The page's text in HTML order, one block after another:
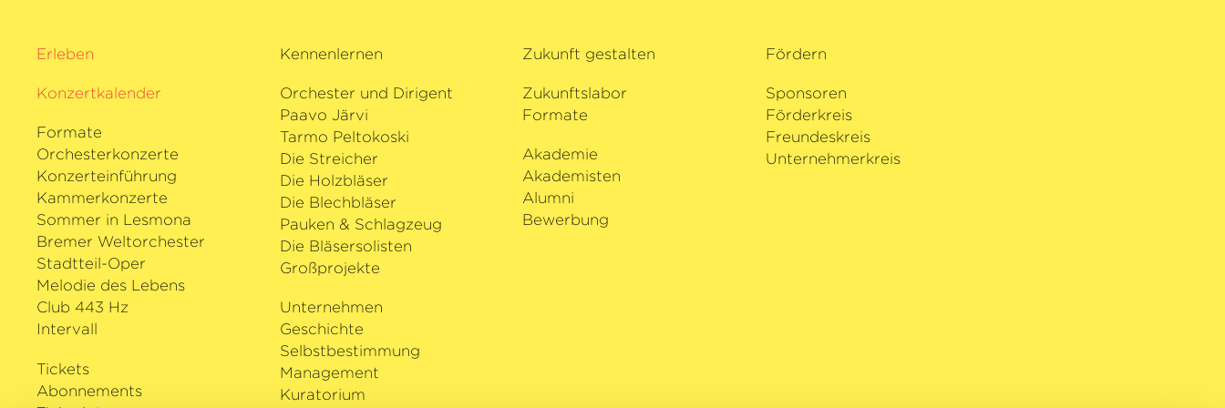
›Sonntagszeitung‹und die
Erleben
Konzertkalender
Formate
Orchesterkonzerte
Konzerteinführung
Kammerkonzerte
Sommer in Lesmona
Bremer Weltorchester
Stadtteil-Oper
Melodie des Lebens
Club 443 Hz
Intervall
Tickets
Abonnements
Kennenlernen
Orchester und Dirigent
Paavo Järvi
Tarmo Peltokoski
Die Streicher
Die Holzbläser
Die Blechbläser
Pauken & Schlagzeug
Die Bläsersolisten
Großprojekte
Unternehmen
Geschichte
Selbstbestimmung
Management
Kuratorium
Zukunft gestalten
Zukunftslabor
Formate
Akademie
Akademisten
Alumni
Bewerbung
Fördern
Sponsoren
Förderkreis
Freundeskreis
Unternehmerkreis